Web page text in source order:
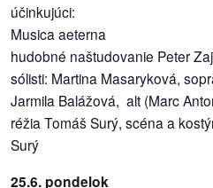
účinkujúci:
Musica aeterna
hudobné naštudovanie Peter
sólisti: Martina Masaryková,
Jarmila Balážová, alt (Marc
réžia Tomáš Surý, scéna a
Surý
25.6. pondelok